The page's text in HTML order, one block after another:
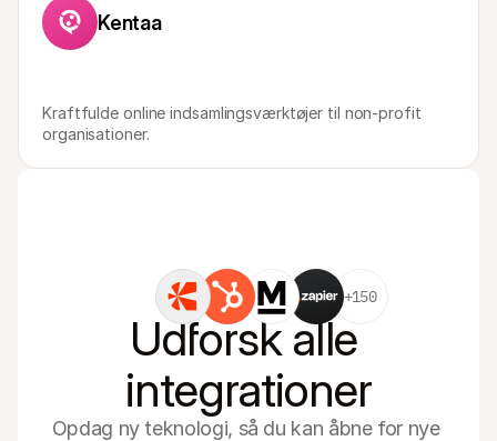
Kentaa
Kraftfulde online indsamlingsværktøjer til non-profit
organisationer.
+150
Udforsk alle
integrationer
Opdag ny teknologi, så du kan åbne for nye
For kunder
Find ud af, hvorfor Mollie er på din bankudskrift
For Mollie-kunder
Oplev hvordan vi kan hjælpe din forretning